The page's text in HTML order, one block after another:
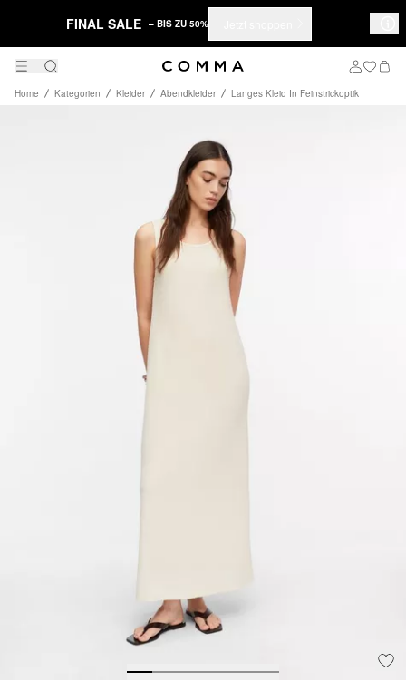
FINAL SALE – BIS ZU 50%
Home Kategorien Kleider Abendkleider Langes Kleid In Feinstrickoptik